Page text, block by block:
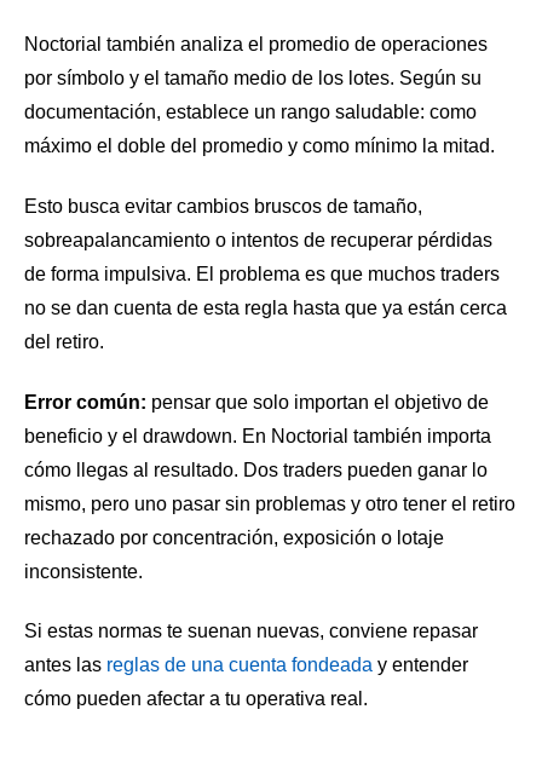
Noctorial también analiza el promedio de operaciones
por símbolo y el tamaño medio de los lotes. Según su
documentación, establece un rango saludable: como
máximo el doble del promedio y como mínimo la mitad.
Esto busca evitar cambios bruscos de tamaño,
sobreapalancamiento o intentos de recuperar pérdidas
de forma impulsiva. El problema es que muchos traders
no se dan cuenta de esta regla hasta que ya están cerca
del retiro.
Error común: pensar que solo importan el objetivo de
beneficio y el drawdown. En Noctorial también importa
cómo llegas al resultado. Dos traders pueden ganar lo
mismo, pero uno pasar sin problemas y otro tener el retiro
rechazado por concentración, exposición o lotaje
inconsistente.
Si estas normas te suenan nuevas, conviene repasar
antes las reglas de una cuenta fondeada y entender
cómo pueden afectar a tu operativa real.